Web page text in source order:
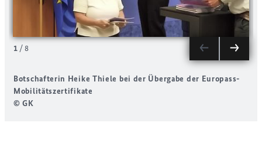
Botschafterin Heike Thiele bei der Übergabe der Europass-
Mobilitätszertifikate
© GK
1 /8